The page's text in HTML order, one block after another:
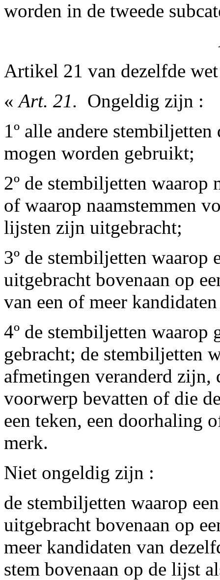
worden in de tweede
Artikel 21 van dezelfde
«Art. 21. ­ Ongeldig zijn :
1º alle andere
mogen worden gebruikt;
2º de stembiljetten waarop
of waarop naamstemmen
lijsten zijn uitgebracht;
3º de stembiljetten waarop
uitgebracht bovenaan op
van een of meer
4º de stembiljetten
gebracht; de stembiljetten
afmetingen veranderd
voorwerp bevatten of die
een teken, een doorhaling
merk.
Niet ongeldig zijn :
de stembiljetten waarop
uitgebracht bovenaan op
meer kandidaten van
stem bovenaan op de lijst